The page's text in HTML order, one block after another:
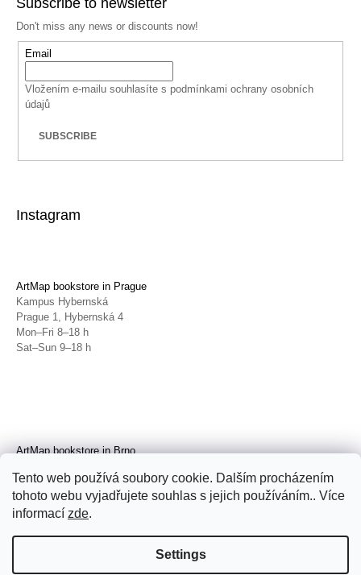
Tento web používá soubory cookie. Dalším procházením
tohoto webu vyjadřujete souhlas s jejich používáním.. Více
informací zde.
Settings
Subscribe to newsletter
Don't miss any news or discounts now!
Email
Vložením e-mailu souhlasíte s podmínkami ochrany osobních
údajů
SUBSCRIBE
Instagram
ArtMap bookstore in Prague
Kampus Hybernská
Prague 1, Hybernská 4
Mon–Fri 8–18 h
Sat–Sun 9–18 h
ArtMap bookstore in Brno
Brno, Radnická 4
Tue–Fri 11–19 h
Sat 14–19 h